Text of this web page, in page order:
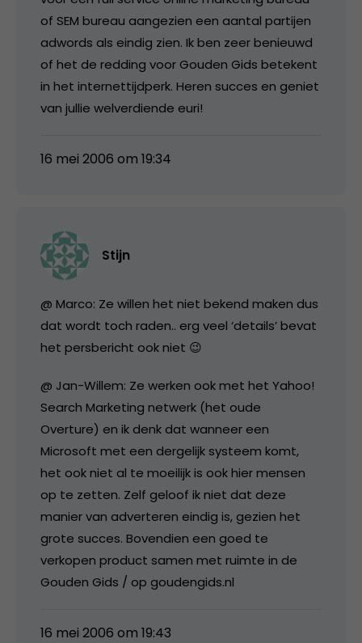
of SEM bureau aangezien een aantal partijen
adwords als eindig zien. Ik ben zeer benieuwd
of het de redding voor Gouden Gids betekent
in het internettijdperk. Heren succes en geniet
van jullie welverdiende euri!
16 mei 2006 om 19:34
Stijn
@ Marco: Ze willen het niet bekend maken dus
dat wordt toch raden.. erg veel ‘details’ bevat
het persbericht ook niet 😉
@ Jan-Willem: Ze werken ook met het Yahoo!
Search Marketing netwerk (het oude
Overture) en ik denk dat wanneer een
Microsoft met een dergelijk systeem komt,
het ook niet al te moeilijk is ook hier mensen
op te zetten. Zelf geloof ik niet dat deze
manier van adverteren eindig is, gezien het
grote succes. Bovendien een goed te
verkopen product samen met ruimte in de
Gouden Gids / op goudengids.nl
16 mei 2006 om 19:43